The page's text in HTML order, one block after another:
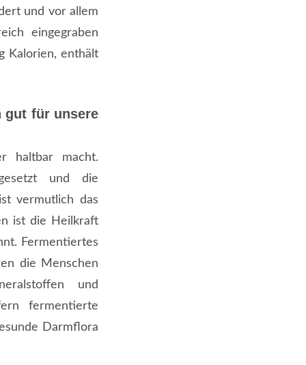
und vor allem
eingegraben
Kalorien, enthält
gut für unsere
haltbar macht.
und die
vermutlich das
ist die Heilkraft
Fermentiertes
die Menschen
und
fermentierte
Darmflora